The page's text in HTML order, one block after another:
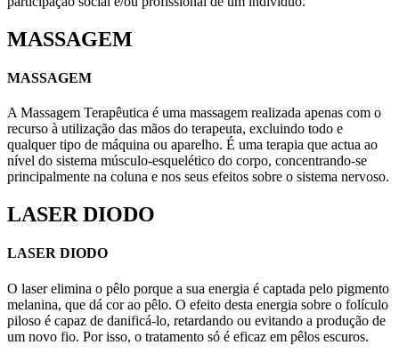
MASSAGEM
MASSAGEM
A Massagem Terapêutica é uma massagem realizada apenas com o
recurso à utilização das mãos do terapeuta, excluindo todo e
qualquer tipo de máquina ou aparelho. É uma terapia que actua ao
nível do sistema músculo-esquelético do corpo, concentrando-se
principalmente na coluna e nos seus efeitos sobre o sistema nervoso.
LASER DIODO
LASER DIODO
O laser elimina o pêlo porque a sua energia é captada pelo pigmento
melanina, que dá cor ao pêlo. O efeito desta energia sobre o folículo
piloso é capaz de danificá-lo, retardando ou evitando a produção de
um novo fio. Por isso, o tratamento só é eficaz em pêlos escuros.